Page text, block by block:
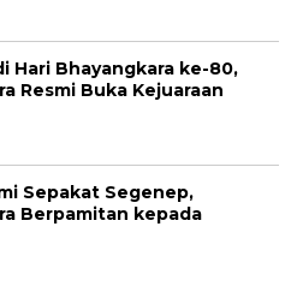
Hari Bhayangkara ke-80,
Resmi Buka Kejuaraan
Sepakat Segenep,
Berpamitan kepada